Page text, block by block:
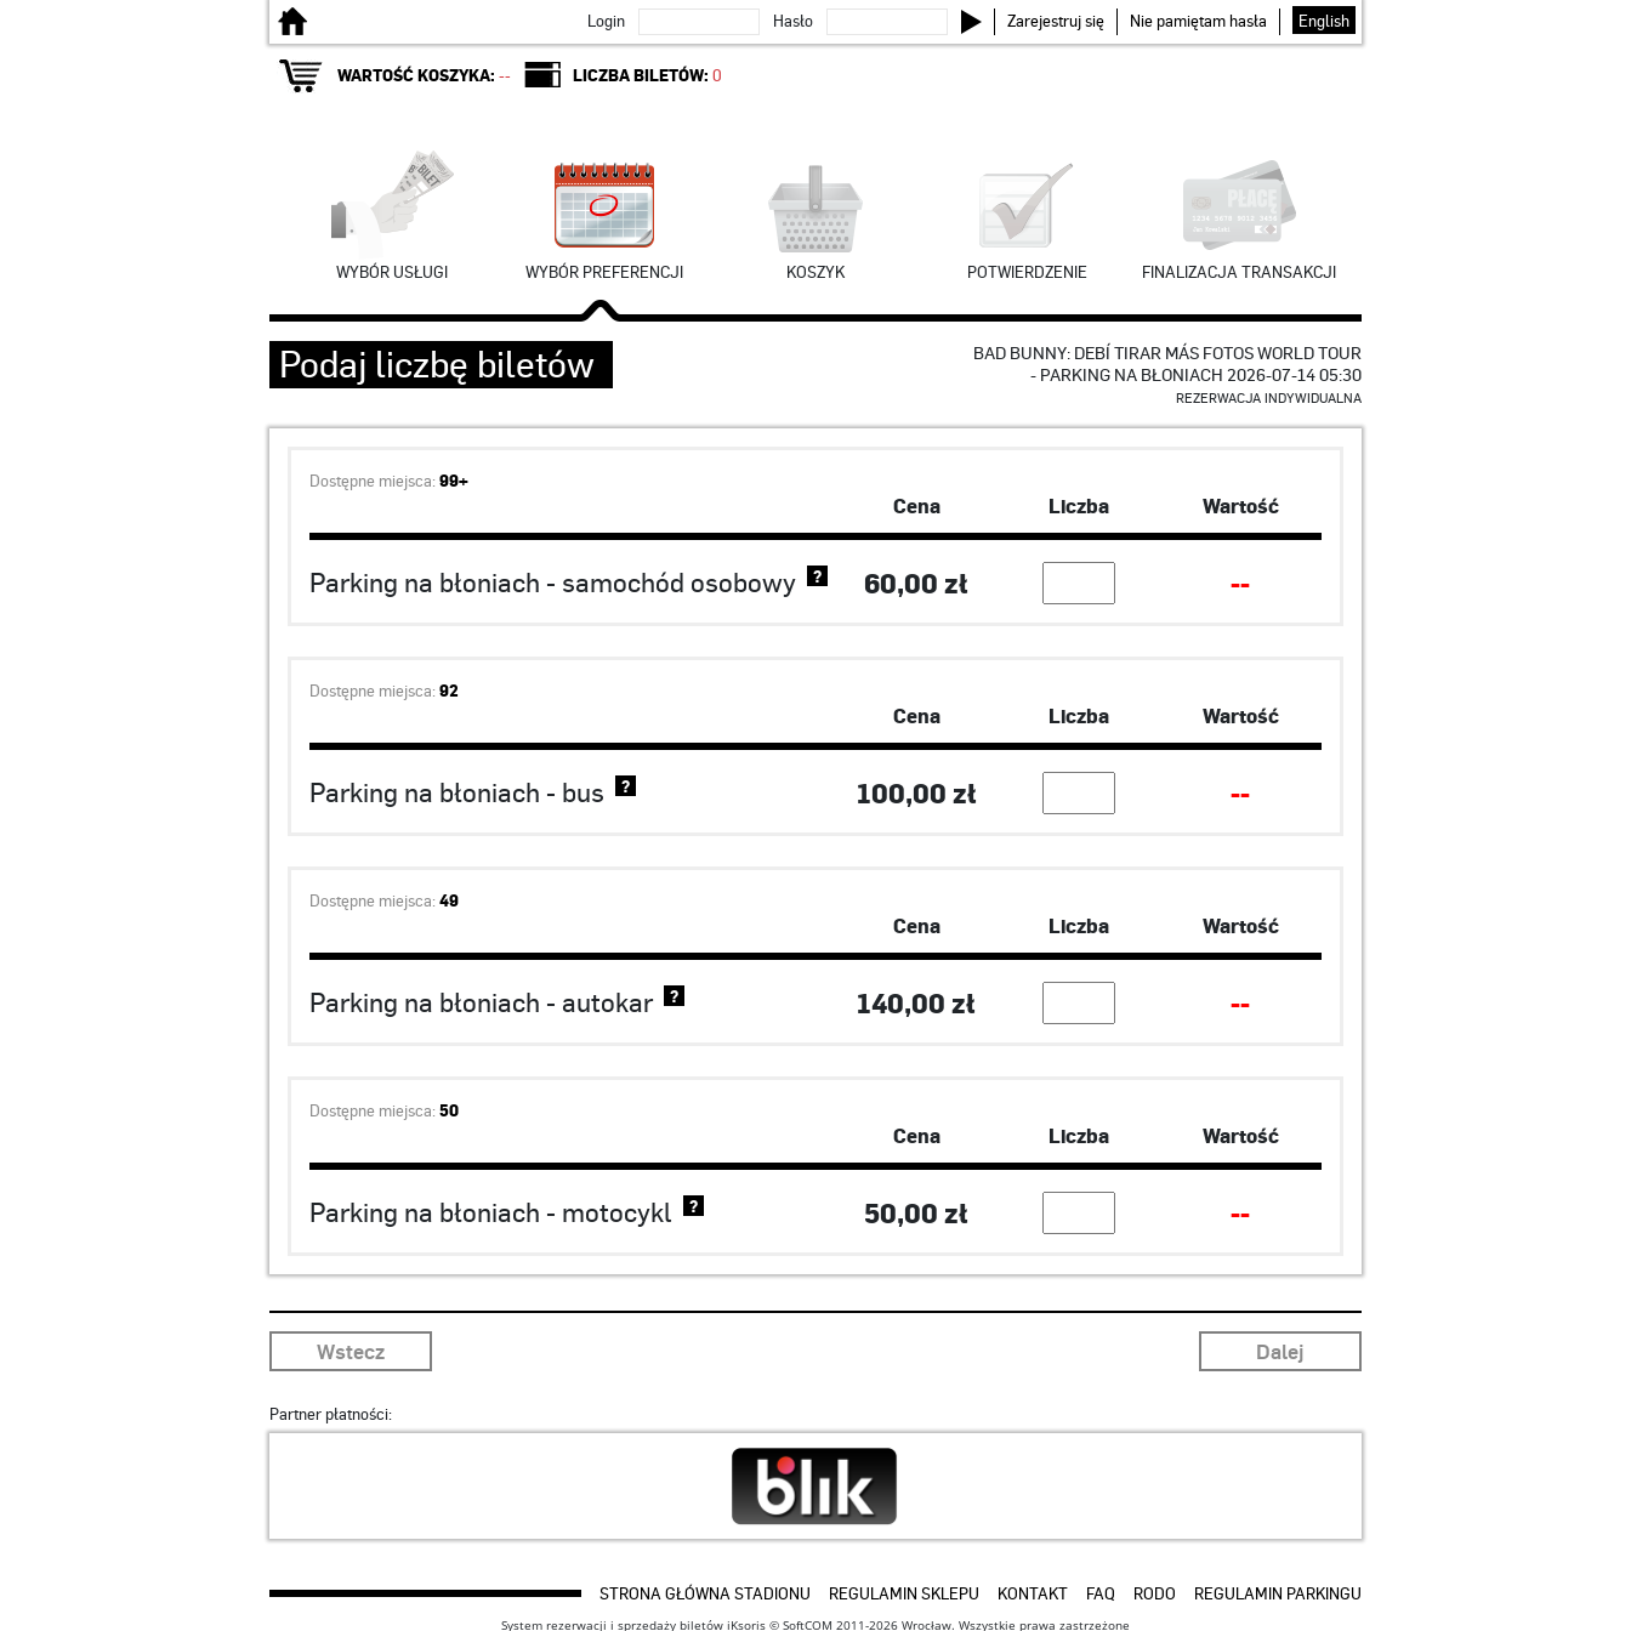
Login Hasło Zarejestruj się Nie pamiętam hasła English
WARTOŚĆ KOSZYKA: -- LICZBA BILETÓW: 0
WYBÓR USŁUGI WYBÓR PREFERENCJI KOSZYK POTWIERDZENIE FINALIZACJA TRANSAKCJI
Podaj liczbę biletów
BAD BUNNY: DEBÍ TIRAR MÁS FOTOS WORLD TOUR
- PARKING NA BŁONIACH 2026-07-14 05:30
REZERWACJA INDYWIDUALNA
Dostępne miejsca: 99+
Cena Liczba Wartość
Parking na błoniach - samochód osobowy ? 60,00 zł --
Dostępne miejsca: 92
Cena Liczba Wartość
Parking na błoniach - bus ? 100,00 zł --
Dostępne miejsca: 49
Cena Liczba Wartość
Parking na błoniach - autokar ? 140,00 zł --
Dostępne miejsca: 50
Cena Liczba Wartość
Parking na błoniach - motocykl ? 50,00 zł --
Wstecz
Partner płatności:
REGULAMIN PARKINGU
RODO
FAQ
KONTAKT
REGULAMIN SKLEPU
STRONA GŁÓWNA STADIONU
System rezerwacji i sprzedaży biletów iKsoris © SoftCOM 2011-2026 Wrocław. Wszystkie prawa zastrzeżone